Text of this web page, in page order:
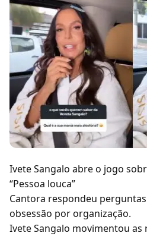
Ivete Sangalo abre o jogo
“Pessoa louca”
Cantora respondeu
obsessão por organização.
Ivete Sangalo movimentou as